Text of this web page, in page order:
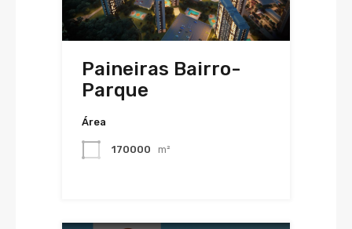
Paineiras Bairro-
Parque
Área
170000 m²